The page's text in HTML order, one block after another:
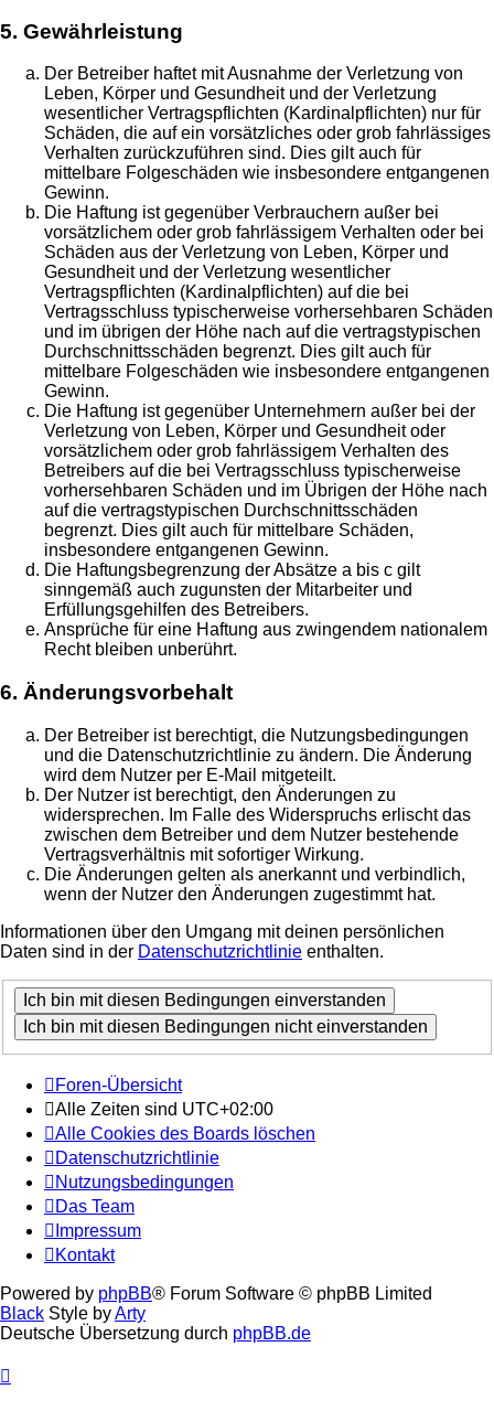
5. Gewährleistung
Der Betreiber haftet mit Ausnahme der Verletzung von
Leben, Körper und Gesundheit und der Verletzung
wesentlicher Vertragspflichten (Kardinalpflichten) nur für
Schäden, die auf ein vorsätzliches oder grob fahrlässiges
Verhalten zurückzuführen sind. Dies gilt auch für
mittelbare Folgeschäden wie insbesondere entgangenen
Gewinn.
Die Haftung ist gegenüber Verbrauchern außer bei
vorsätzlichem oder grob fahrlässigem Verhalten oder bei
Schäden aus der Verletzung von Leben, Körper und
Gesundheit und der Verletzung wesentlicher
Vertragspflichten (Kardinalpflichten) auf die bei
Vertragsschluss typischerweise vorhersehbaren Schäden
und im übrigen der Höhe nach auf die vertragstypischen
Durchschnittsschäden begrenzt. Dies gilt auch für
mittelbare Folgeschäden wie insbesondere entgangenen
Gewinn.
Die Haftung ist gegenüber Unternehmern außer bei der
Verletzung von Leben, Körper und Gesundheit oder
vorsätzlichem oder grob fahrlässigem Verhalten des
Betreibers auf die bei Vertragsschluss typischerweise
vorhersehbaren Schäden und im Übrigen der Höhe nach
auf die vertragstypischen Durchschnittsschäden
begrenzt. Dies gilt auch für mittelbare Schäden,
insbesondere entgangenen Gewinn.
Die Haftungsbegrenzung der Absätze a bis c gilt
sinngemäß auch zugunsten der Mitarbeiter und
Erfüllungsgehilfen des Betreibers.
Ansprüche für eine Haftung aus zwingendem nationalem
Recht bleiben unberührt.
6. Änderungsvorbehalt
Der Betreiber ist berechtigt, die Nutzungsbedingungen
und die Datenschutzrichtlinie zu ändern. Die Änderung
wird dem Nutzer per E-Mail mitgeteilt.
Der Nutzer ist berechtigt, den Änderungen zu
widersprechen. Im Falle des Widerspruchs erlischt das
zwischen dem Betreiber und dem Nutzer bestehende
Vertragsverhältnis mit sofortiger Wirkung.
Die Änderungen gelten als anerkannt und verbindlich,
wenn der Nutzer den Änderungen zugestimmt hat.
Informationen über den Umgang mit deinen persönlichen
Daten sind in der Datenschutzrichtlinie enthalten.
Foren-Übersicht
Alle Zeiten sind UTC+02:00
Alle Cookies des Boards löschen
Datenschutzrichtlinie
Nutzungsbedingungen
Das Team
Impressum
Kontakt
Powered by phpBB® Forum Software © phpBB Limited
Black Style byArty
Deutsche Übersetzung durch phpBB.de